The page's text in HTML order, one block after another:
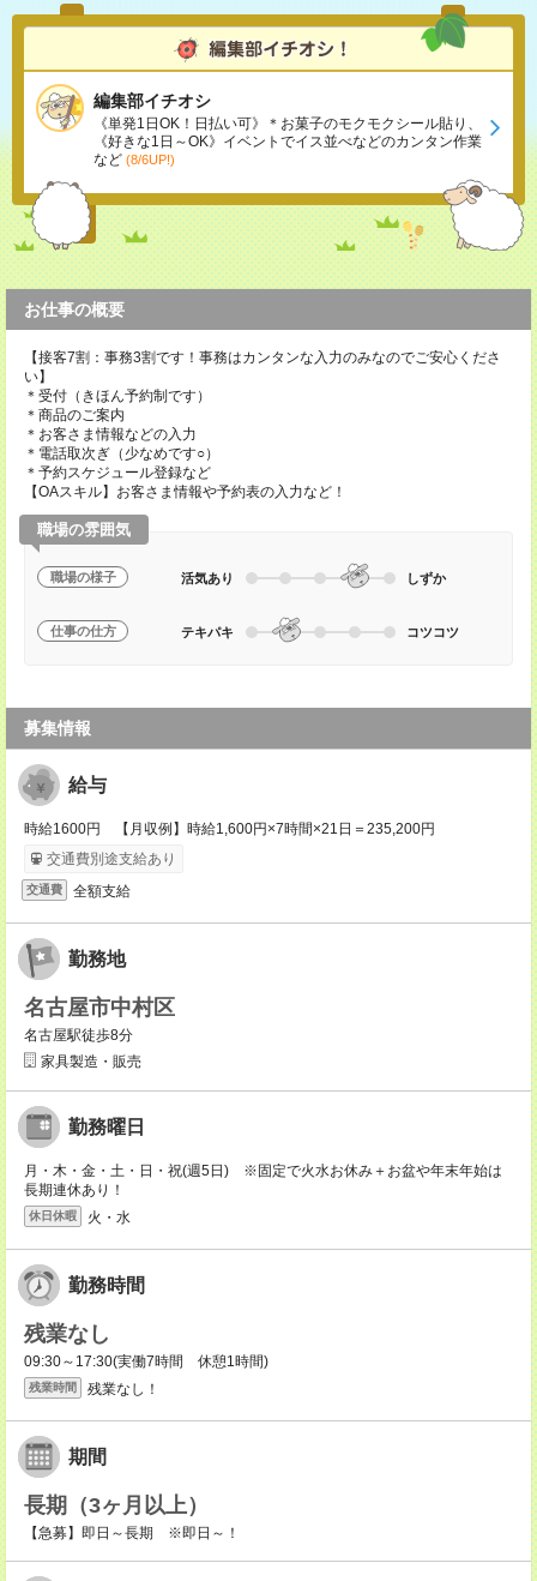
編集部イチオシ
《単発1日OK！日払い可》＊お菓子のモクモクシール貼り、
《好きな1日～OK》イベントでイス並べなどのカンタン作業
など (8/6UP!)
お仕事の概要
【接客7割：事務3割です！事務はカンタンな入力のみなのでご安心くださ
い】
＊受付（きほん予約制です）
＊商品のご案内
＊お客さま情報などの入力
＊電話取次ぎ（少なめです○）
＊予約スケジュール登録など
【OAスキル】お客さま情報や予約表の入力など！
職場の雰囲気
職場の様子 活気あり しずか
仕事の仕方 テキパキ コツコツ
募集情報
給与
時給1600円 【月収例】時給1,600円×7時間×21日＝235,200円
交通費別途支給あり
交通費 全額支給
勤務地
名古屋市中村区
名古屋駅徒歩8分
家具製造・販売
勤務曜日
月・木・金・土・日・祝(週5日) ※固定で火水お休み＋お盆や年末年始は
長期連休あり！
休日休暇 火・水
勤務時間
残業なし
09:30～17:30(実働7時間 休憩1時間)
残業時間 残業なし！
期間
長期（3ヶ月以上）
【急募】即日～長期 ※即日～！